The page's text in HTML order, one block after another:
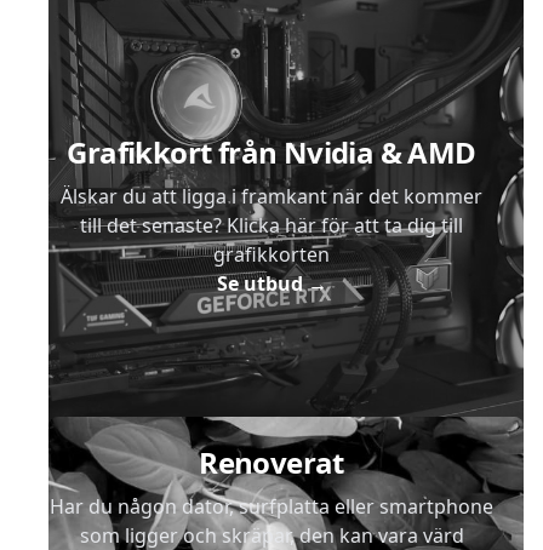
Grafikkort från Nvidia & AMD
Älskar du att ligga i framkant när det kommer
till det senaste? Klicka här för att ta dig till
grafikkorten
Se utbud→
Renoverat
Har du någon dator, surfplatta eller smartphone
som ligger och skräpar, den kan vara värd